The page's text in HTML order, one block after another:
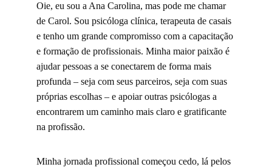
Oie, eu sou a Ana Carolina, mas pode me chamar
de Carol. Sou psicóloga clínica, terapeuta de casais
e tenho um grande compromisso com a capacitação
e formação de profissionais. Minha maior paixão é
ajudar pessoas a se conectarem de forma mais
profunda – seja com seus parceiros, seja com suas
próprias escolhas – e apoiar outras psicólogas a
encontrarem um caminho mais claro e gratificante
na profissão.
Minha jornada profissional começou cedo, lá pelos